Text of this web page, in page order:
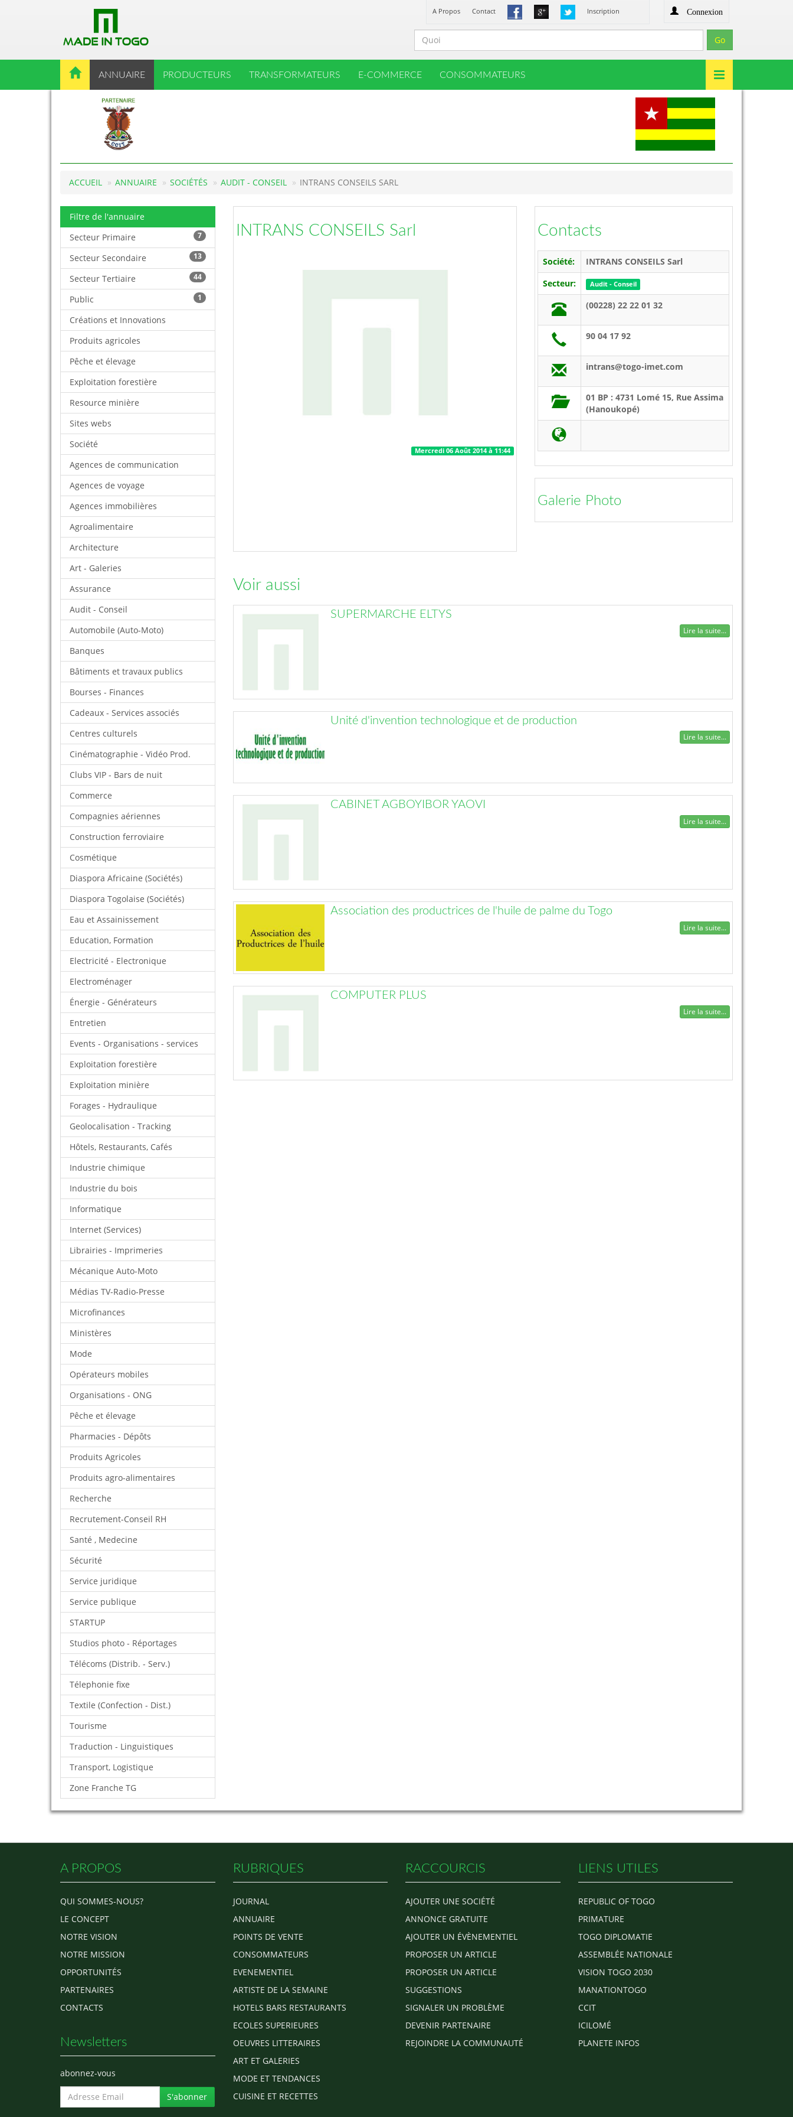
A Propos Contact Inscription Connexion
ANNUAIRE PRODUCTEURS TRANSFORMATEURS E-COMMERCE CONSOMMATEURS
ACCUEIL ANNUAIRE SOCIÉTÉS AUDIT - CONSEIL INTRANS CONSEILS SARL
Filtre de l'annuaire
7
Secteur Primaire
13
Secteur Secondaire
44
Secteur Tertiaire
1
Public
Créations et Innovations
Produits agricoles
Pêche et élevage
Exploitation forestière
Resource minière
Sites webs
Société
Agences de communication
Agences de voyage
Agences immobilières
Agroalimentaire
Architecture
Art - Galeries
Assurance
Audit - Conseil
Automobile (Auto-Moto)
Banques
Bâtiments et travaux publics
Bourses - Finances
Cadeaux - Services associés
Centres culturels
Cinématographie - Vidéo Prod.
Clubs VIP - Bars de nuit
Commerce
Compagnies aériennes
Construction ferroviaire
Cosmétique
Diaspora Africaine (Sociétés)
Diaspora Togolaise (Sociétés)
Eau et Assainissement
Education, Formation
Electricité - Electronique
Electroménager
Énergie - Générateurs
Entretien
Events - Organisations - services
Exploitation forestière
Exploitation minière
Forages - Hydraulique
Geolocalisation - Tracking
Hôtels, Restaurants, Cafés
Industrie chimique
Industrie du bois
Informatique
Internet (Services)
Librairies - Imprimeries
Mécanique Auto-Moto
Médias TV-Radio-Presse
Microfinances
Ministères
Mode
Opérateurs mobiles
Organisations - ONG
Pêche et élevage
Pharmacies - Dépôts
Produits Agricoles
Produits agro-alimentaires
Recherche
Recrutement-Conseil RH
Santé , Medecine
Sécurité
Service juridique
Service publique
STARTUP
Studios photo - Réportages
Télécoms (Distrib. - Serv.)
Télephonie fixe
Textile (Confection - Dist.)
Tourisme
Traduction - Linguistiques
Transport, Logistique
Zone Franche TG
INTRANS CONSEILS Sarl
Mercredi 06 Août 2014 à 11:44
Contacts
Société:
INTRANS CONSEILS Sarl
Secteur:
Audit - Conseil
(00228) 22 22 01 32
90 04 17 92
intrans@togo-imet.com
01 BP : 4731 Lomé 15, Rue Assima
(Hanoukopé)
Galerie Photo
Voir aussi
SUPERMARCHE ELTYS
Lire la suite...
Unité d'invention technologique et de production
Lire la suite...
CABINET AGBOYIBOR YAOVI
Lire la suite...
Association des productrices de l'huile de palme du Togo
Lire la suite...
COMPUTER PLUS
Lire la suite...
A PROPOS
QUI SOMMES-NOUS?
LE CONCEPT
NOTRE VISION
NOTRE MISSION
OPPORTUNITÉS
PARTENAIRES
CONTACTS
Newsletters
abonnez-vous
S'abonner
RUBRIQUES
JOURNAL
ANNUAIRE
POINTS DE VENTE
CONSOMMATEURS
EVENEMENTIEL
ARTISTE DE LA SEMAINE
HOTELS BARS RESTAURANTS
ECOLES SUPERIEURES
OEUVRES LITTERAIRES
ART ET GALERIES
MODE ET TENDANCES
CUISINE ET RECETTES
RACCOURCIS
AJOUTER UNE SOCIÉTÉ
ANNONCE GRATUITE
AJOUTER UN ÉVÈNEMENTIEL
PROPOSER UN ARTICLE
PROPOSER UN ARTICLE
SUGGESTIONS
SIGNALER UN PROBLÈME
DEVENIR PARTENAIRE
REJOINDRE LA COMMUNAUTÉ
LIENS UTILES
REPUBLIC OF TOGO
PRIMATURE
TOGO DIPLOMATIE
ASSEMBLÉE NATIONALE
VISION TOGO 2030
MANATIONTOGO
CCIT
ICILOMÉ
PLANETE INFOS